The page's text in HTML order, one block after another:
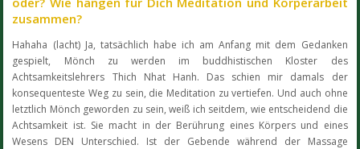
zusammen?
Hahaha (lacht) Ja, tatsächlich habe ich am Anfang mit dem Gedanken
gespielt, Mönch zu werden im buddhistischen Kloster des
Achtsamkeitslehrers Thich Nhat Hanh. Das schien mir damals der
konsequenteste Weg zu sein, die Meditation zu vertiefen. Und auch ohne
letztlich Mönch geworden zu sein, weiß ich seitdem, wie entscheidend die
Achtsamkeit ist. Sie macht in der Berührung eines Körpers und eines
Wesens DEN Unterschied. Ist der Gebende während der Massage